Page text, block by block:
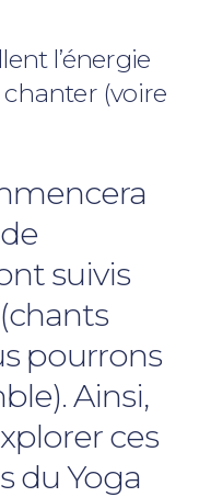
l’énergie
(voire
suivis
pourrons
Ainsi,
ces
du Yoga